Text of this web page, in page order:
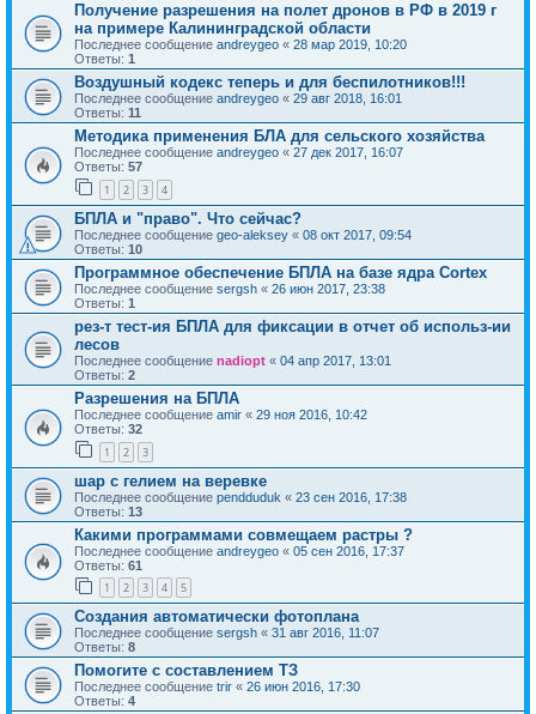
Получение разрешения на полет дронов в РФ в 2019 г
на примере Калининградской области
Последнее сообщение andreygeo « 28 мар 2019, 10:20
Ответы: 1
Воздушный кодекс теперь и для беспилотников!!!
Последнее сообщение andreygeo « 29 авг 2018, 16:01
Ответы: 11
Методика применения БЛА для сельского хозяйства
Последнее сообщение andreygeo « 27 дек 2017, 16:07
Ответы: 57
1 2 3 4
БПЛА и "право". Что сейчас?
Последнее сообщение geo-aleksey « 08 окт 2017, 09:54
Ответы: 10
Программное обеспечение БПЛА на базе ядра Cortex
Последнее сообщение sergsh « 26 июн 2017, 23:38
Ответы: 1
рез-т тест-ия БПЛА для фиксации в отчет об использ-ии
лесов
Последнее сообщение nadiopt « 04 апр 2017, 13:01
Ответы: 2
Разрешения на БПЛА
Последнее сообщение amir « 29 ноя 2016, 10:42
Ответы: 32
1 2 3
шар с гелием на веревке
Последнее сообщение pendduduk « 23 сен 2016, 17:38
Ответы: 13
Какими программами совмещаем растры ?
Последнее сообщение andreygeo « 05 сен 2016, 17:37
Ответы: 61
1 2 3 4 5
Создания автоматически фотоплана
Последнее сообщение sergsh « 31 авг 2016, 11:07
Ответы: 8
Помогите с составлением ТЗ
Последнее сообщение trir « 26 июн 2016, 17:30
Ответы: 4